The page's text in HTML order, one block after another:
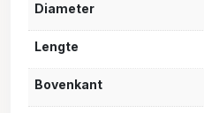
Diameter
Lengte
Bovenkant